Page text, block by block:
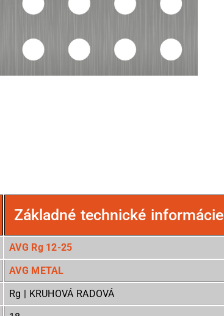
Základné technické informácie
AVG Rg 12-25
AVG METAL
Rg | KRUHOVÁ RADOVÁ